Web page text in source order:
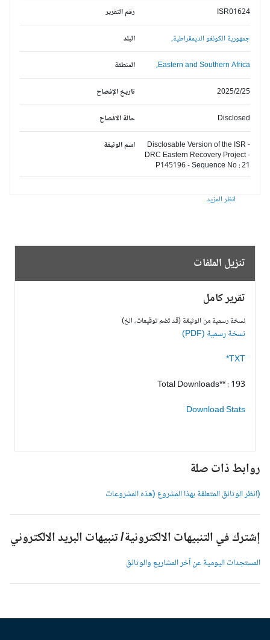
رقم التقرير ISR01624
البلد جمهورية الكونغو الديمقراطية,
المنطقة Eastern and Southern Africa,
تاريخ الإفصاح 2025/2/25
حالة الافصاح Disclosed
اسم الوثيقة
Disclosable Version of the ISR -
DRC Eastern Recovery Project -
P145196 - Sequence No : 21
انظر المزيد
تنزيل الملفات
تقرير كامل
نسخة رسمية من الوثيقة (قد تضم توقيعات، الخ)
نسخة رسمية (PDF)
TXT*
Total Downloads** : 193
Download Stats
روابط ذات صلة
(انظر الوثائق المتعلقة بهذا المشروع (هذه المشروعات
إشترك في التنبيهات الالكترونية/ تنبيهات البريد الالكتروني
المستجدات اليومية عن آخر المشاريع والوثائق